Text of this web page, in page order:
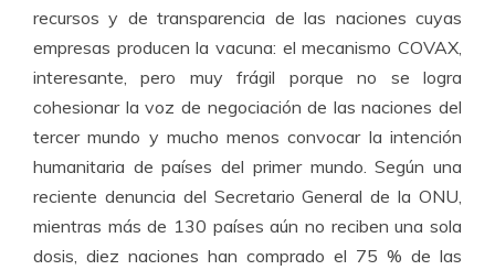
recursos y de transparencia de las naciones cuyas
empresas producen la vacuna: el mecanismo COVAX,
interesante, pero muy frágil porque no se logra
cohesionar la voz de negociación de las naciones del
tercer mundo y mucho menos convocar la intención
humanitaria de países del primer mundo. Según una
reciente denuncia del Secretario General de la ONU,
mientras más de 130 países aún no reciben una sola
dosis, diez naciones han comprado el 75 % de las